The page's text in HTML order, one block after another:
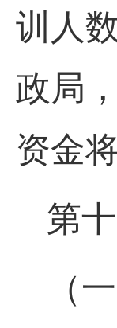
训人
政局
资金
第
（